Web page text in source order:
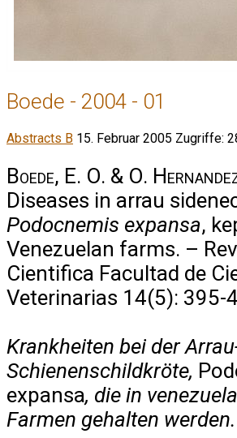
Boede - 2004 - 01
Abstracts B 15. Februar 2005 Zugriffe:
Boede, E. O. & O.
Diseases in arrau
Podocnemis expansa,
Venezuelan farms. –
Cientifica Facultad de
Veterinarias 14(5): 395-
Krankheiten bei der
Schienenschildkröte,
expansa, die in
Farmen gehalten werden.